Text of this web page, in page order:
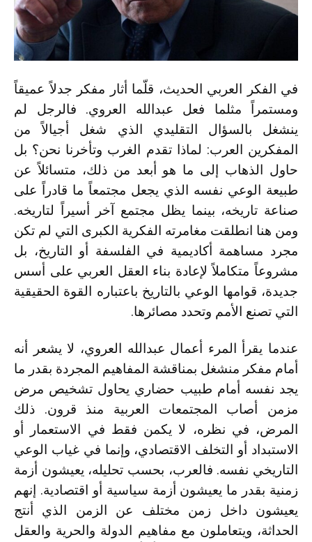
في الفكر العربي الحديث، قلّما أثار مفكر جدلاً عميقاً
ومستمراً مثلما فعل عبدالله العروي. فالرجل لم
ينشغل بالسؤال التقليدي الذي شغل أجيالاً من
المفكرين العرب: لماذا تقدم الغرب وتأخرنا نحن؟ بل
حاول الذهاب إلى ما هو أبعد من ذلك، متسائلاً عن
طبيعة الوعي نفسه الذي يجعل مجتمعاً ما قادراً على
صناعة تاريخه، بينما يظل مجتمع آخر أسيراً لتاريخه.
ومن هنا انطلقت مغامرته الفكرية الكبرى التي لم تكن
مجرد مساهمة أكاديمية في الفلسفة أو التاريخ، بل
مشروعاً متكاملاً لإعادة بناء العقل العربي على أسس
جديدة، قوامها الوعي بالتاريخ باعتباره القوة الحقيقية
التي تصنع الأمم وتحدد مصائرها.
عندما يقرأ المرء أعمال عبدالله العروي، لا يشعر أنه
أمام مفكر منشغل بمناقشة المفاهيم المجردة بقدر ما
يجد نفسه أمام طبيب حضاري يحاول تشخيص مرض
مزمن أصاب المجتمعات العربية منذ قرون. ذلك
المرض، في نظره، لا يكمن فقط في الاستعمار أو
الاستبداد أو التخلف الاقتصادي، وإنما في غياب الوعي
التاريخي نفسه. فالعرب، بحسب تحليله، يعيشون أزمة
زمنية بقدر ما يعيشون أزمة سياسية أو اقتصادية. إنهم
يعيشون داخل زمن مختلف عن الزمن الذي أنتج
الحداثة، ويتعاملون مع مفاهيم الدولة والحرية والعقل